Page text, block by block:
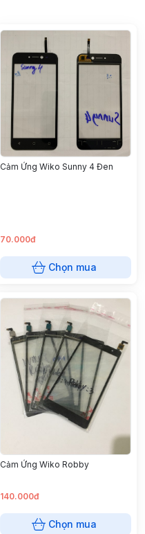
Cảm Ứng Wiko Sunny 4 Đen
70.000đ
Chọn mua
Cảm Ứng Wiko Robby
140.000đ
Chọn mua